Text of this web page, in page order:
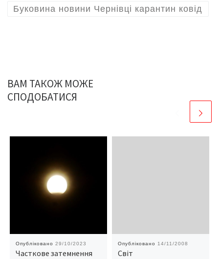
Буковина новини Чернівці карантин ковід
ВАМ ТАКОЖ МОЖЕ
СПОДОБАТИСЯ
Опубліковано 29/10/2023
Часткове затемнення
Опубліковано 14/11/2008
Світ